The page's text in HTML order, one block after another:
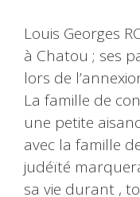
Louis Georges
à Chatou ; ses
lors de
La famille de
une petite
avec la famille
judéïté
sa vie durant ,